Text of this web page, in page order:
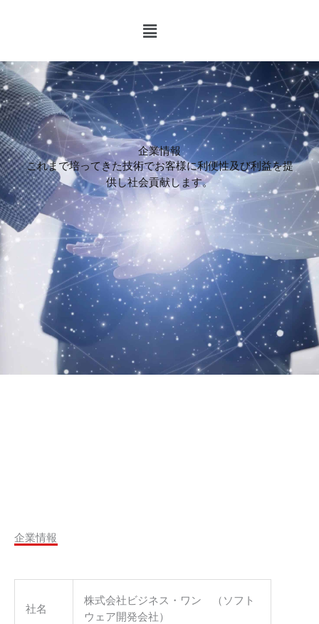
キ
ッ
プ
メ
ニ
ュ
ー
企業情報
これまで培ってきた技術でお客様に利便性及び利益を提
供し社会貢献します。
企業情報
社名
株式会社ビジネス・ワン （ソフト
ウェア開発会社）